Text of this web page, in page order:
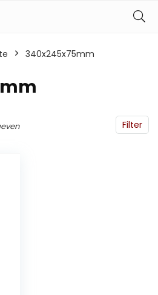
‎340x245x75mm
Filter